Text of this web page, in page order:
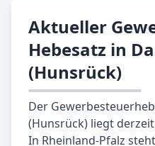
Aktueller
Hebesatz in
(Hunsrück)
Der
(Hunsrück) liegt derzeit
In Rheinland-Pfalz